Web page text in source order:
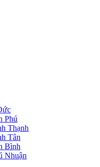
Phú
Thạnh
Tân
Bình
Nhuận